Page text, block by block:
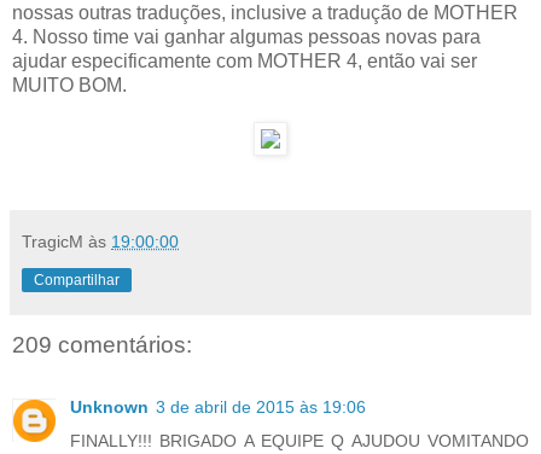
nossas outras traduções, inclusive a tradução de MOTHER
4. Nosso time vai ganhar algumas pessoas novas para
ajudar especificamente com MOTHER 4, então vai ser
MUITO BOM.
TragicM às 19:00:00
Compartilhar
209 comentários:
Unknown 3 de abril de 2015 às 19:06
FINALLY!!! BRIGADO A EQUIPE Q AJUDOU VOMITANDO